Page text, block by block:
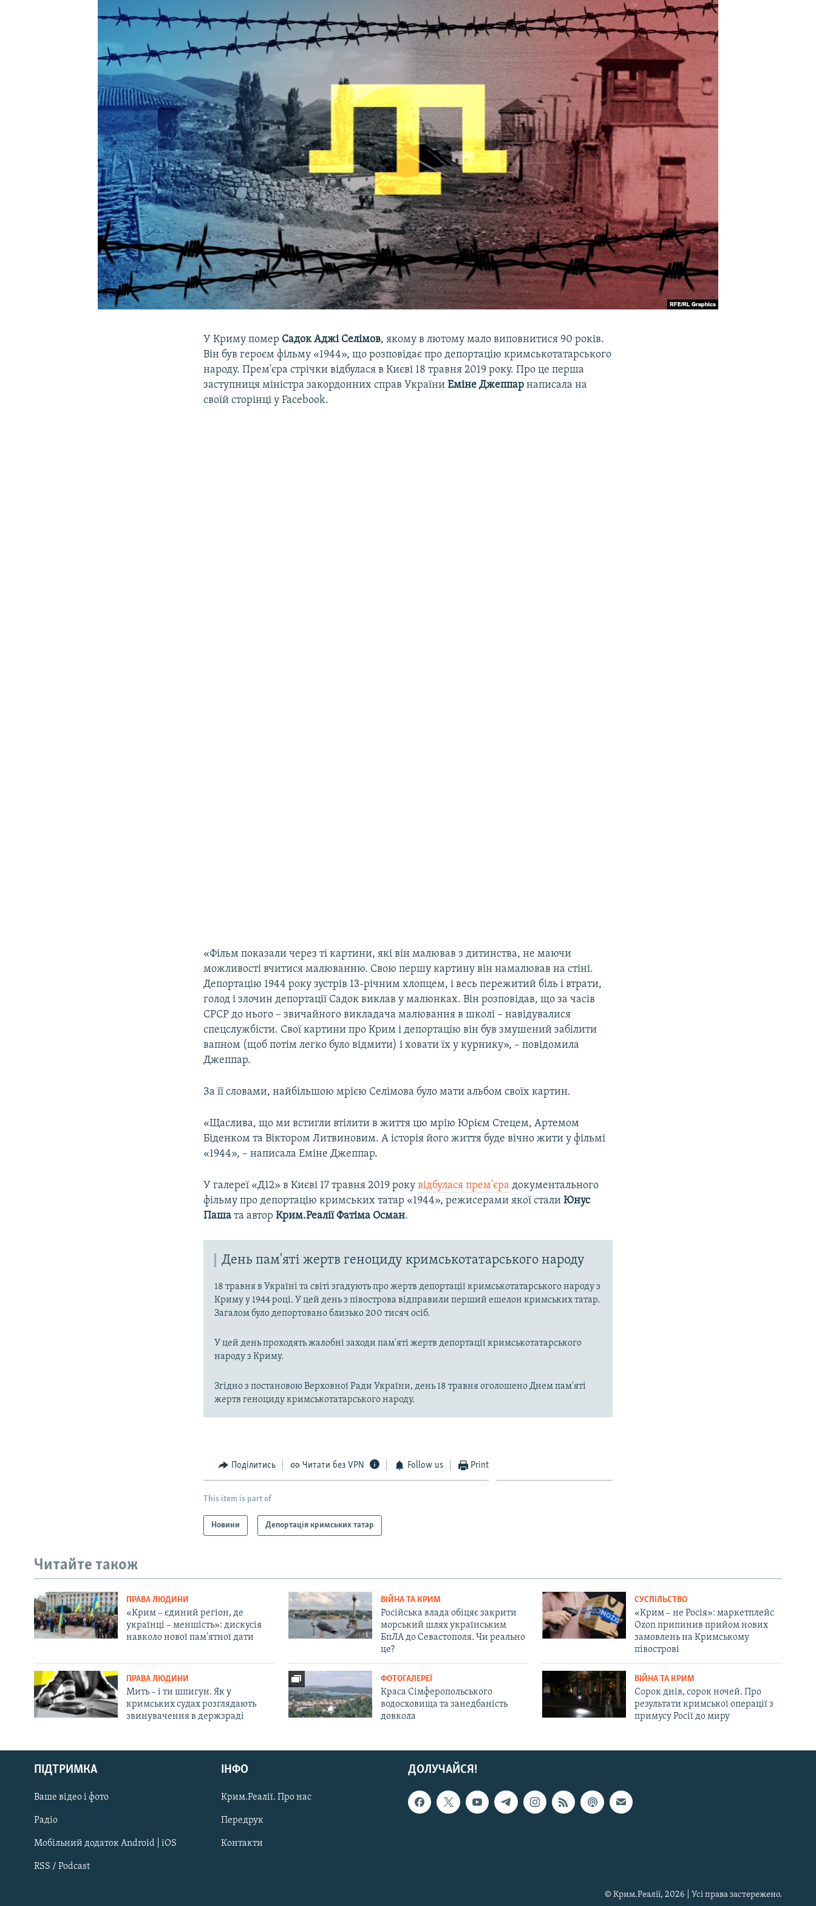
УКРАЇНСЬКА ПРОБЛЕМА КРИМУ
Русский
Qırımtatar
ДОЛУЧАЙСЯ!
У Криму помер Садок Аджі Селімов, якому в лютому мало виповнитися 90 років.
Він був героєм фільму «1944», що розповідає про депортацію кримськотатарського
народу. Прем'єра стрічки відбулася в Києві 18 травня 2019 року. Про це перша
заступниця міністра закордонних справ УкраїниЕміне Джеппар написала на
своїй сторінці у Facebook.
«Фільм показали через ті картини, які він малював з дитинства, не маючи
можливості вчитися малюванню. Свою першу картину він намалював на стіні.
Депортацію 1944 року зустрів 13-річним хлопцем, і весь пережитий біль і втрати,
голод і злочин депортації Садок виклав у малюнках. Він розповідав, що за часів
СРСР до нього – звичайного викладача малювання в школі – навідувалися
спецслужбісти. Свої картини про Крим і депортацію він був змушений забілити
вапном (щоб потім легко було відмити) і ховати їх у курнику», – повідомила
Джеппар.
За її словами, найбільшою мрією Селімова було мати альбом своїх картин.
«Щаслива, що ми встигли втілити в життя цю мрію Юрієм Стецем, Артемом
Біденком та Віктором Литвиновим. А історія його життя буде вічно жити у фільмі
«1944», – написала Еміне Джеппар.
У галереї «Д12» в Києві 17 травня 2019 рокувідбулася прем'єра документального
фільму про депортацію кримських татар «1944», режисерами якої сталиЮнус
Паша та авторКрим.Реалії Фатіма Осман.
День пам'яті жертв геноциду кримськотатарського народу
18 травня в Україні та світі згадують про жертв депортації кримськотатарського народу з
Криму у 1944 році. У цей день з півострова відправили перший ешелон кримських татар.
Загалом було депортовано близько 200 тисяч осіб.
У цей день проходять жалобні заходи пам'яті жертв депортації кримськотатарського
народу з Криму.
Згідно з постановою Верховної Ради України, день 18 травня оголошено Днем пам'яті
жертв геноциду кримськотатарського народу.
Поділитись Читати без VPN Follow us Print
This item is part of
Новини Депортація кримських татар
Читайте також
ПРАВА ЛЮДИНИ
«Крим – єдиний регіон, де
українці – меншість»: дискусія
навколо нової пам'ятної дати
ВІЙНА ТА КРИМ
Російська влада обіцяє закрити
морський шлях українським
БпЛА до Севастополя. Чи реально
це?
СУСПІЛЬСТВО
«Крим – не Росія»: маркетплейс
Ozon припинив прийом нових
замовлень на Кримському
півострові
ПРАВА ЛЮДИНИ
Мить – і ти шпигун. Як у
кримських судах розглядають
звинувачення в держзраді
ФОТОГАЛЕРЕЇ
Краса Сімферопольського
водосховища та занедбаність
довкола
ВІЙНА ТА КРИМ
Сорок днів, сорок ночей. Про
результати кримської операції з
примусу Росії до миру
ДОЛУЧАЙСЯ!
ПІДТРИМКА
Ваше відео і фото
Радіо
Мобільний додаток Android | iOS
RSS / Podcast
ІНФО
Крим.Реалії. Про нас
Передрук
Контакти
© Крим.Реалії, 2026 | Усі права застережено.